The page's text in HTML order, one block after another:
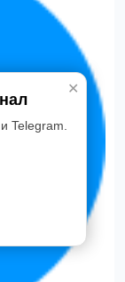
✕
Telegram.